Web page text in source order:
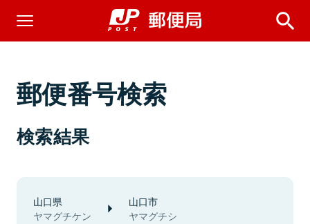
郵便番号検索
検索結果
山口県
ヤマグチケン
山口市
ヤマグチシ